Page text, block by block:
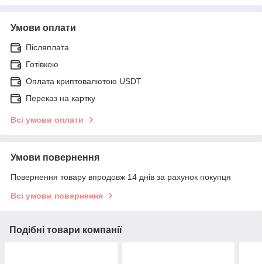
Умови оплати
Післяплата
Готівкою
Оплата криптовалютою USDT
Переказ на картку
Всі умови оплати
Умови повернення
Повернення товару впродовж 14 днів за рахунок покупця
Всі умови повернення
Подібні товари компанії